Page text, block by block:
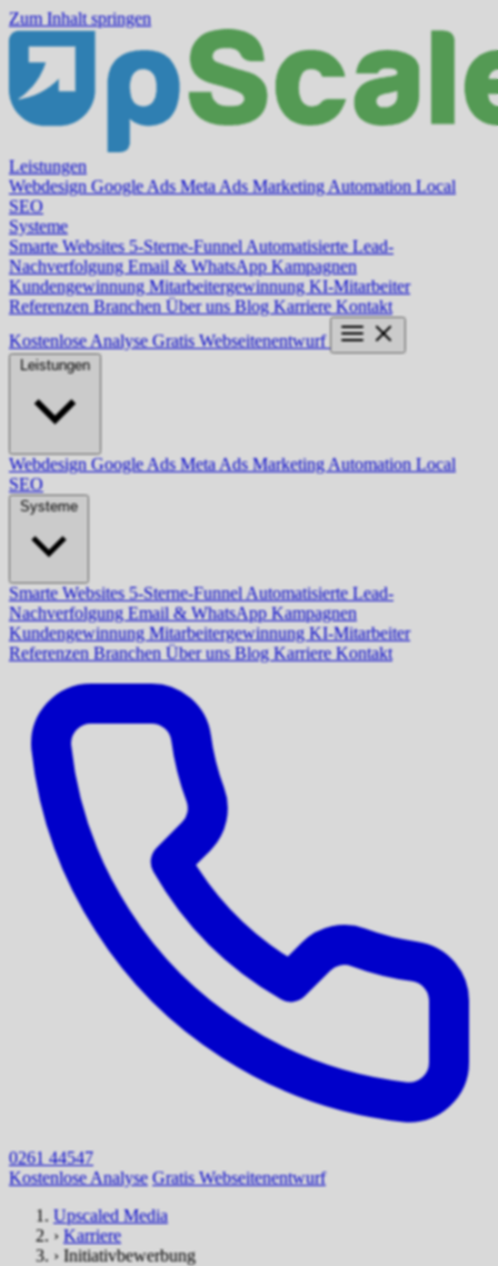
Zum Inhalt springen
Leistungen
WebdesignGoogle Ads Meta Ads Marketing Automation Local
SEO
Systeme
Smarte Websites5-Sterne-FunnelAutomatisierte Lead-
Nachverfolgung Email & WhatsApp Kampagnen
Kundengewinnung Mitarbeitergewinnung KI-Mitarbeiter
Referenzen Branchen Über uns Blog Karriere Kontakt
Kostenlose AnalyseGratis Webseitenentwurf
Leistungen
WebdesignGoogle Ads Meta Ads Marketing Automation Local
SEO
Systeme
Smarte Websites5-Sterne-FunnelAutomatisierte Lead-
Nachverfolgung Email & WhatsApp Kampagnen
Kundengewinnung Mitarbeitergewinnung KI-Mitarbeiter
Referenzen Branchen Über uns Blog Karriere Kontakt
0261 44547
Kostenlose Analyse Gratis Webseitenentwurf
Upscaled Media
› Karriere
› Initiativbewerbung